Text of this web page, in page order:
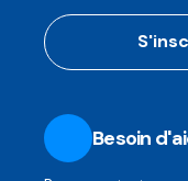
Besoin